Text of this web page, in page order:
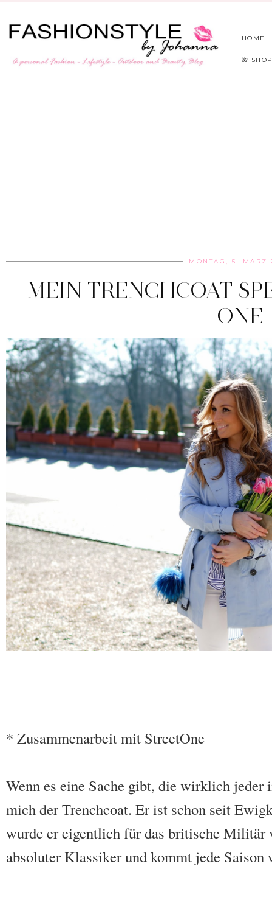
HOME
🌺
MONTAG, 5. MÄRZ
MEIN TRENCHCOAT
ONE
* Zusammenarbeit mit StreetOne
Wenn es eine Sache gibt, die wirklich jeder
mich der Trenchcoat. Er ist schon seit
wurde er eigentlich für das britische Militär
absoluter Klassiker und kommt jede Saison